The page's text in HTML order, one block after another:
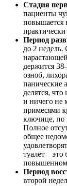
Стадия
пациенты
повышается
Период
до 2 недель.
держится
озноб,
панические
делятся,
и ничего не
примесями
ключице, по
Полное
общее
туалет –
повышенном
Период
второй